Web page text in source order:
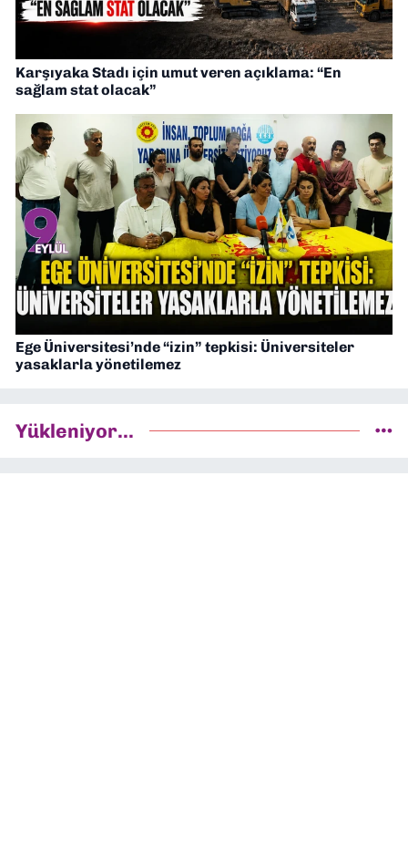
Karşıyaka Stadı için umut veren açıklama: “En
sağlam stat olacak”
Ege Üniversitesi’nde “izin” tepkisi: Üniversiteler
yasaklarla yönetilemez
Yükleniyor...